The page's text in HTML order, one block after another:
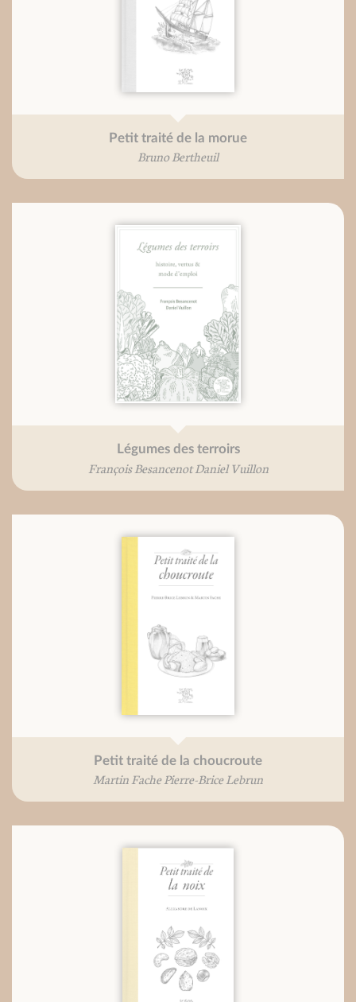
Petit traité de la morue
Bruno Bertheuil
Légumes des terroirs
François Besancenot Daniel Vuillon
Petit traité de la choucroute
Martin Fache Pierre-Brice Lebrun